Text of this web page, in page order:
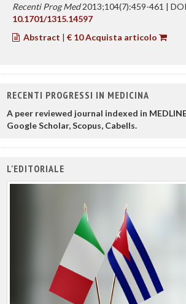
Recenti Prog Med2013;104(7):459-461 | DOI
10.1701/1315.14597
Abstract | € 10 Acquista articolo
RECENTI PROGRESSI IN MEDICINA
A peer reviewed journal indexed in
Google Scholar, Scopus, Cabells.
L'EDITORIALE